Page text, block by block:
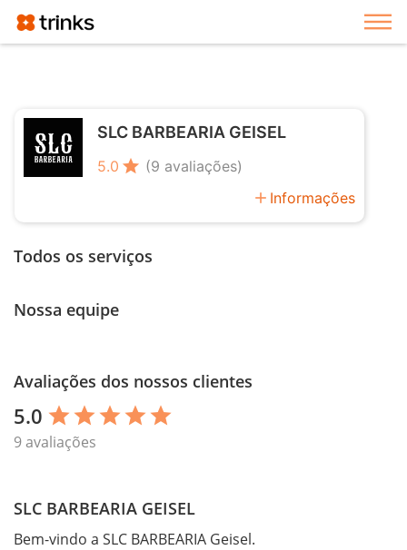
SLC BARBEARIA GEISEL
5.0 star (9 avaliações)
add Informações
Todos os serviços
Nossa equipe
Avaliações dos nossos clientes
5.0 star star star star star
9 avaliações
SLC BARBEARIA GEISEL
Bem-vindo a SLC BARBEARIA Geisel.